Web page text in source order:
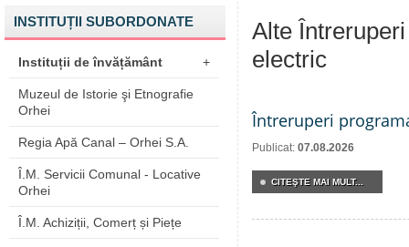
INSTITUȚII SUBORDONATE
Instituții de învățământ +
Muzeul de Istorie şi Etnografie
Orhei
Regia Apă Canal – Orhei S.A.
Î.M. Servicii Comunal - Locative
Orhei
Î.M. Achiziții, Comerț și Piețe
Alte
electric
Întreruperi
Publicat: 07.08.2026
CITEŞTE MAI MULT...